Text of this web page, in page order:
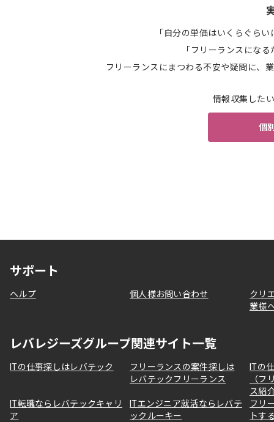
「自分の単価はいくらぐら
「フリーランスにな
フリーランスにまつわる不安や疑問に、
情報収集した
個
サポート
ヘルプ 個人様お問い合わせ
クリ
業様
レバレジーズグループ関連サイト一覧
ITの仕事探しはレバテック
フリーランスの案件探しは
レバテックフリーランス
ITの
（フ
ス紹
IT転職ならレバテックキャリ
ア
ITエンジニア就活ならレバテ
ックルーキー
フリ
トす